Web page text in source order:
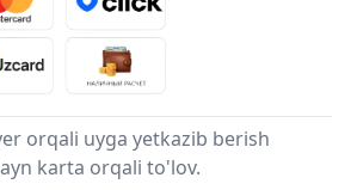
orqali uyga yetkazib berish
karta orqali to'lov.